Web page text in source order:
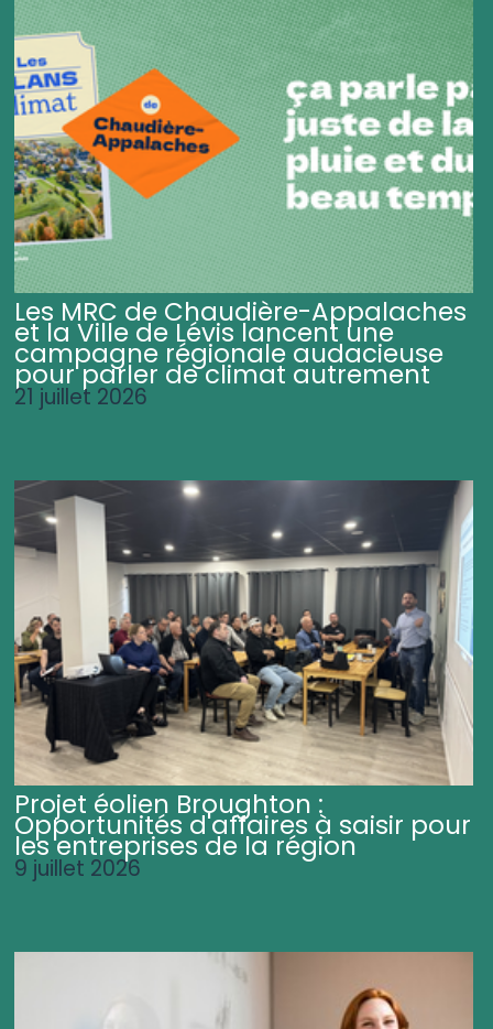
Les MRC de Chaudière-Appalaches
et la Ville de Lévis lancent une
campagne régionale audacieuse
pour parler de climat autrement
21 juillet 2026
Projet éolien Broughton :
Opportunités d'affaires à saisir pour
les entreprises de la région
9 juillet 2026